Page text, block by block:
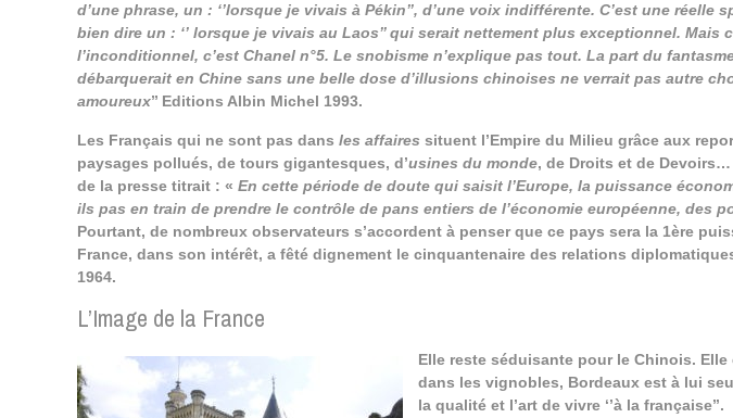
d’une phrase, un : ‘’lorsque je vivais à Pékin’’, d’une voix indifférente. C’est une réelle
bien dire un : ‘’ lorsque je vivais au Laos’’ qui serait nettement plus exceptionnel. Mais
l’inconditionnel, c’est Chanel n°5. Le snobisme n’explique pas tout. La part du
débarquerait en Chine sans une belle dose d’illusions chinoises ne verrait pas autre
amoureux’’ Editions Albin Michel 1993.
Les Français qui ne sont pas dansles affaires situent l’Empire du Milieu grâce aux
paysages pollués, de tours gigantesques, d’usines du monde, de Droits et de
de la presse titrait : «En cette période de doute qui saisit l’Europe, la puissance
ils pas en train de prendre le contrôle de pans entiers de l’économie européenne, des
Pourtant, de nombreux observateurs s’accordent à penser que ce pays sera la 1ère
France, dans son intérêt, a fêté dignement le cinquantenaire des relations
1964.
L’Image de la France
Elle reste séduisante pour le Chinois.
dans les vignobles, Bordeaux est à lui
la qualité et l’art de vivre ‘’à la française’’.